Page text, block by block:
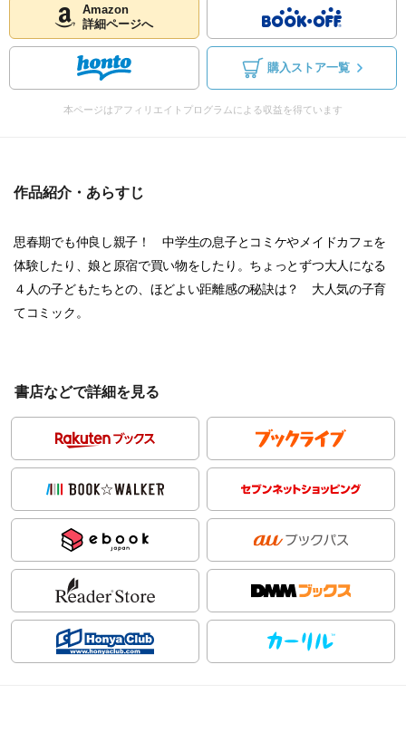
Amazon
詳細ページへ
購入ストア一覧
本ページはアフィリエイトプログラムによる収益を得ています
作品紹介・あらすじ
思春期でも仲良し親子！ 中学生の息子とコミケやメイドカフェを
体験したり、娘と原宿で買い物をしたり。ちょっとずつ大人になる
４人の子どもたちとの、ほどよい距離感の秘訣は？ 大人気の子育
てコミック。
書店などで詳細を見る